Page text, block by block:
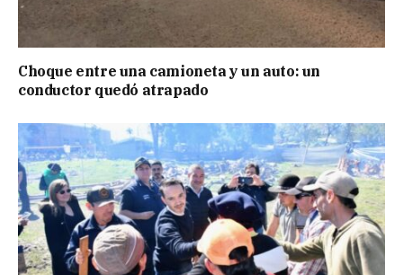
Choque entre una camioneta y un auto: un
conductor quedó atrapado